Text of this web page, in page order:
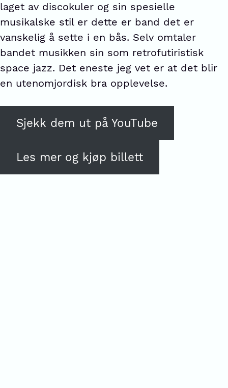
laget av discokuler og sin spesielle
musikalske stil er dette er band det er
vanskelig å sette i en bås. Selv omtaler
bandet musikken sin som retrofutiristisk
space jazz. Det eneste jeg vet er at det blir
en utenomjordisk bra opplevelse.
Sjekk dem ut på YouTube
Les mer og kjøp billett